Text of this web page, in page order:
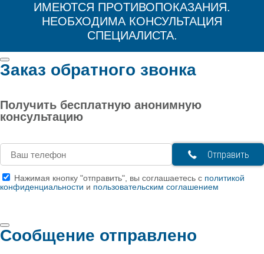
ИМЕЮТСЯ ПРОТИВОПОКАЗАНИЯ.
НЕОБХОДИМА КОНСУЛЬТАЦИЯ
СПЕЦИАЛИСТА.
Заказ обратного звонка
Получить бесплатную анонимную
консультацию
Нажимая кнопку "отправить", вы соглашаетесь с политикой
конфиденциальности и пользовательским соглашением
Сообщение отправлено